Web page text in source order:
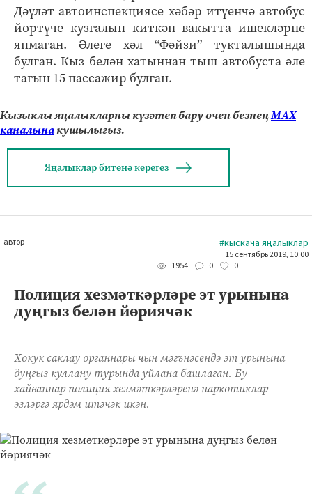
Дәүләт автоинспекциясе хәбәр итүенчә автобус
йөртүче кузгалып киткән вакытта ишекләрне
япмаган. Әлеге хәл “Фәйзи” тукталышында
булган. Кыз белән хатыннан тыш автобуста әле
тагын 15 пассажир булган.
Кызыклы яңалыкларны күзәтеп бару өчен безнеңМАХ
каналынакушылыгыз.
Яңалыклар битенә керегез
автор #кыскача яңалыклар
15 сентябрь 2019, 10:00
1954
0 0
Полиция хезмәткәрләре эт урынына
дуңгыз белән йөриячәк
Хокук саклау органнары чын мәгънәсендә эт урынына
дуңгыз куллану турында уйлана башлаган. Бу
хайваннар полиция хезмәткәрләренә наркотиклар
эзләргә ярдәм итәчәк икән.